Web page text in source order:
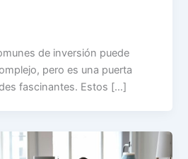
de inversión puede
pero es una puerta
fascinantes. Estos […]